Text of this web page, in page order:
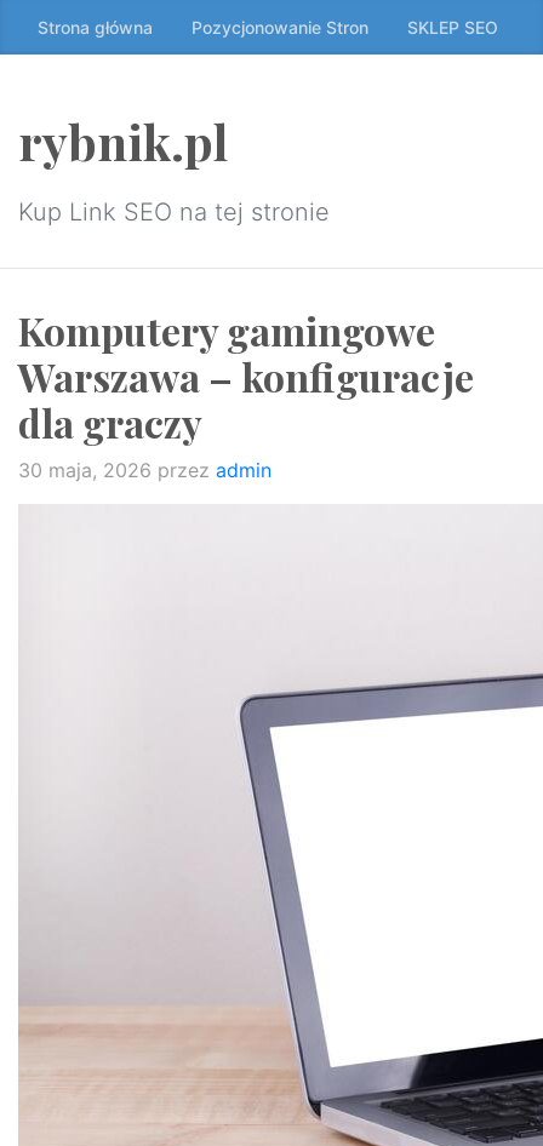
Przeskocz
do
Strona główna Pozycjonowanie Stron SKLEP SEO
rybnik.pl
Kup Link SEO na tej stronie
Komputery gamingowe
Warszawa – konfiguracje
dla graczy
30 maja, 2026 przez admin